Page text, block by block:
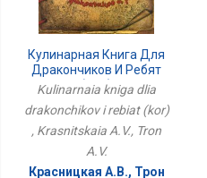
Кулинарная Книга Для
Дракончиков И Ребят
(кор)
Kulinarnaia kniga dlia
drakonchikov i rebiat (kor)
, Krasnitskaia A.V., Tron
A.V.
Красницкая А.В., Трон